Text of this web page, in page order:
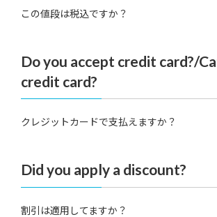
この値段は税込ですか？
Do you accept credit card?/
credit card?
クレジットカードで支払えますか？
Did you apply a discount?
割引は適用してますか？